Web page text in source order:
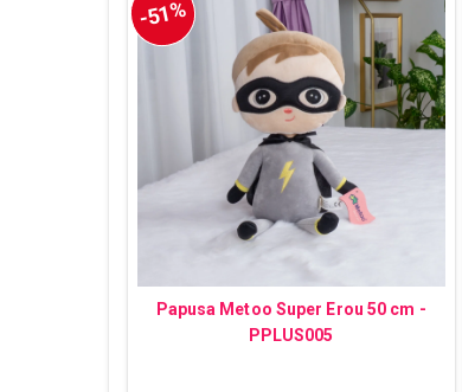
-51%
Papusa Metoo Super Erou 50 cm -
PPLUS005